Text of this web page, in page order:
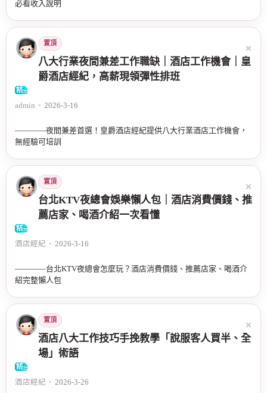
必看收入說明
置頂
八大行業夜間兼差工作職缺｜酒店工作機會｜皇
爵酒店經紀，高薪現領彈性排班
admin • 2026-3-16
————夜間兼差首選！皇爵酒店經紀提供八大行業酒店工作機會，
無經驗可培訓
置頂
台北KTV夜總會娛樂懶人包｜酒店消費價錢、推
薦店家、喝酒介紹一次看懂
酒店經紀 • 2026-3-16
————台北KTV夜總會怎麼玩？酒店消費價錢、推薦店家、喝酒介
紹完整懶人包
置頂
酒店八大工作技巧手挽教學「說服客人買半、全
場」術語
酒店經紀 • 2026-3-26